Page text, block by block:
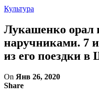
Культура
Лукашенко орал
наручниками. 7
из его поездки
On Янв 26, 2020
Share